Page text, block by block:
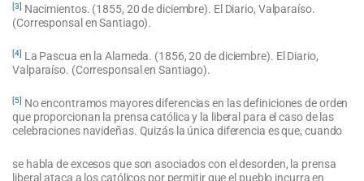
[3] Nacimientos. (1855, 20 de diciembre). El Diario, Valparaíso.
(Corresponsal en Santiago).
[4] La Pascua en la Alameda. (1856, 20 de diciembre). El Diario,
Valparaíso. (Corresponsal en Santiago).
[5] No encontramos mayores diferencias en las definiciones de orden
que proporcionan la prensa católica y la liberal para el caso de las
celebraciones navideñas. Quizás la única diferencia es que, cuando
se habla de excesos que son asociados con el desorden, la prensa
liberal ataca a los católicos por permitir que el pueblo incurra en